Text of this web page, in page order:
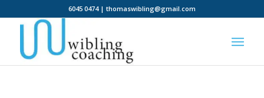
6045 0474 | thomaswibling@gmail.com